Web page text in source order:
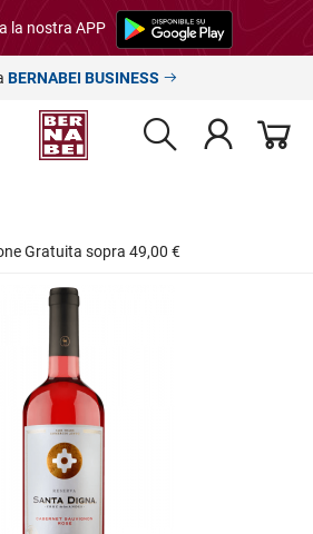
la nostra APP
BERNABEI BUSINESS
Gratuita sopra 49,00 €